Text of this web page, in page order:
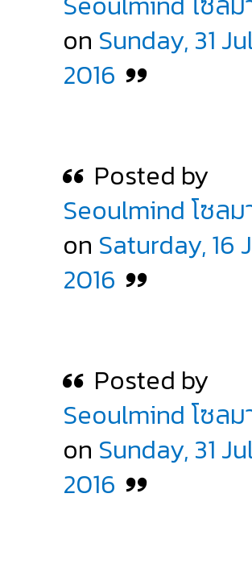
on Sunday, 31
2016
Posted by
Seoulmind โซล
on Saturday, 16
2016
Posted by
Seoulmind โซล
on Sunday, 31
2016